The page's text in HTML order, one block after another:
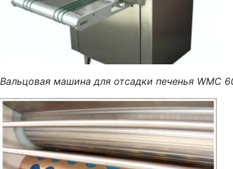
Вальцовая машина для отсадки печенья WMC